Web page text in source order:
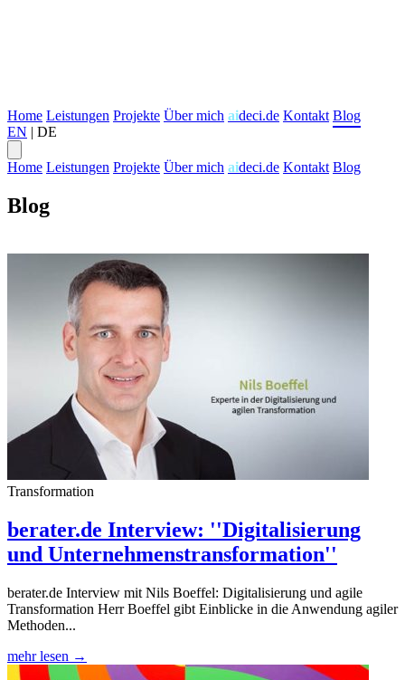
Home Leistungen Projekte Über mich aideci.de Kontakt Blog
EN | DE
Home Leistungen Projekte Über mich aideci.de Kontakt Blog
Blog
Transformation
berater.de Interview: ''Digitalisierung
und Unternehmenstransformation''
berater.de Interview mit Nils Boeffel: Digitalisierung und agile
Transformation Herr Boeffel gibt Einblicke in die Anwendung agiler
Methoden...
mehr lesen →